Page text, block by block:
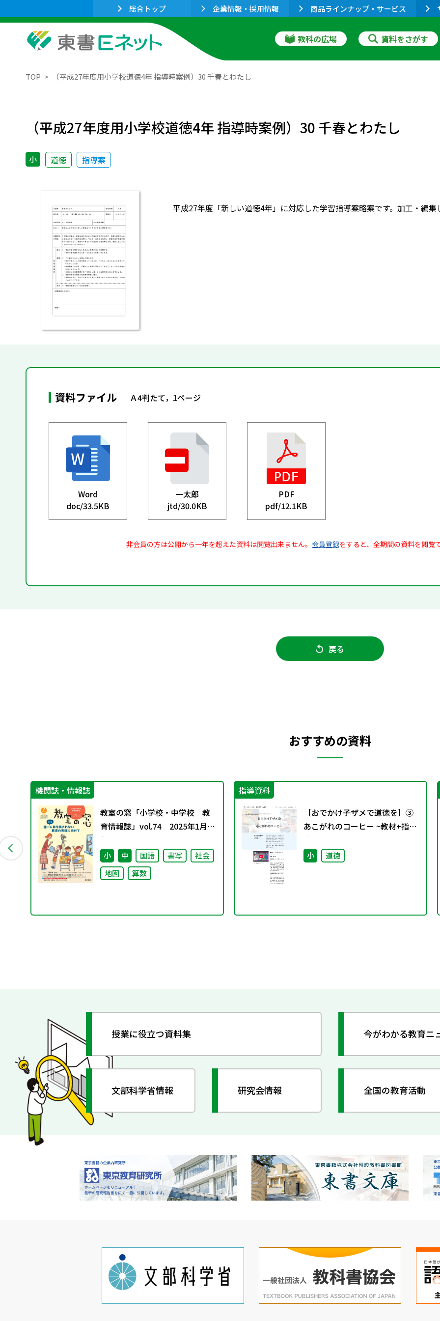
総合トップ 企業情報・採用情報 商品ラインナップ・サービス
教科の広場 資料をさがす
TOP （平成27年度用小学校道徳4年 指導時案例）30 千春とわたし
（平成27年度用小学校道徳4年 指導時案例）30 千春とわたし
小 道徳 指導案
平成27年度「新しい道徳4年」に対応した学習指導案略案です。加工・編集
資料ファイル Ａ4判たて，1ページ
Word
doc/33.5KB
一太郎
jtd/30.0KB
PDF
pdf/12.1KB
非会員の方は公開から一年を超えた資料は閲覧出来ません。 会員登録をすると、全期間の資料を閲覧
戻る
おすすめの資料
機関誌・情報誌
教室の窓「小学校・中学校 教
育情報誌」vol.74 2025年1月発
行
小 中 国語 書写
社会
地図
算数
指導資料
［おでかけ子ザメで道徳を］③
あこがれのコーヒー ~教材+指導
案~
小 道徳
授業に役立つ資料集 今がわかる教育ニ
文部科学省情報 研究会情報 全国の教育活動